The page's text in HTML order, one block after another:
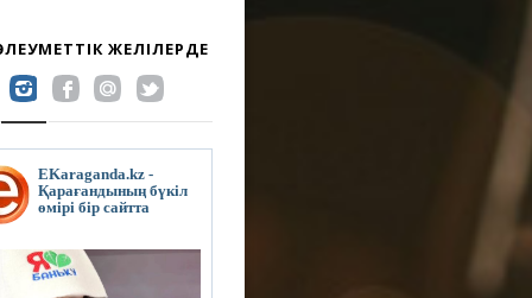
ЖЕЛІЛЕРДЕ
EKaraganda.kz -
Қарағандының бүкіл
өмірі бір сайтта